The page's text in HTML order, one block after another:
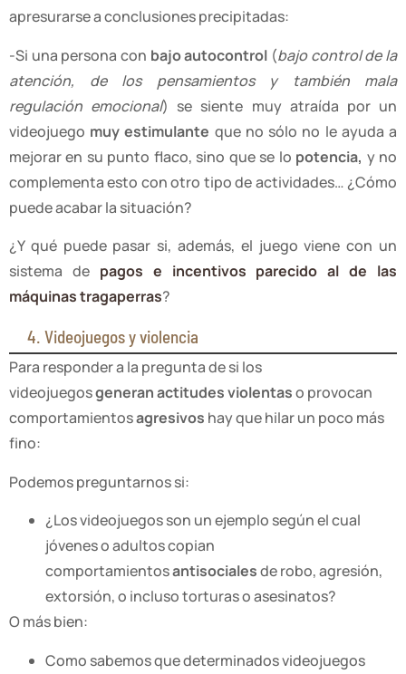
apresurarse a conclusiones precipitadas:
-Si una persona con bajo autocontrol (bajo control de la
atención, de los pensamientos y también mala
regulación emocional) se siente muy atraída por un
videojuego muy estimulante que no sólo no le ayuda a
mejorar en su punto flaco, sino que se lo potencia, y no
complementa esto con otro tipo de actividades… ¿Cómo
puede acabar la situación?
¿Y qué puede pasar si, además, el juego viene con un
sistema de pagos e incentivos parecido al de las
máquinas tragaperras?
4. Videojuegos y violencia
Para responder a la pregunta de si los
videojuegosgeneran actitudes violentaso provocan
comportamientosagresivos hay que hilar un poco más
fino:
Podemos preguntarnos si:
¿Los videojuegos son un ejemplo según el cual
jóvenes o adultos copian
comportamientosantisocialesde robo, agresión,
extorsión, o incluso torturas o asesinatos?
O más bien:
Como sabemos que determinados videojuegos